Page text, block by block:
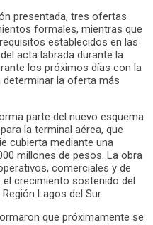
presentada, tres ofertas
formales, mientras que
establecidos en las
acta labrada durante la
los próximos días con la
determinar la oferta más
parte del nuevo esquema
la terminal aérea, que
cubierta mediante una
millones de pesos. La obra
comerciales y de
crecimiento sostenido del
Lagos del Sur.
que próximamente se